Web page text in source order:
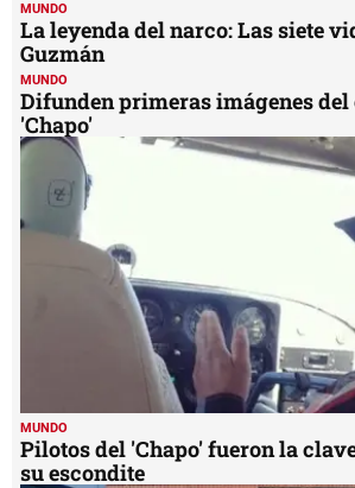
MUNDO
La leyenda del narco: Las siete
Guzmán
MUNDO
Difunden primeras imágenes del
'Chapo'
MUNDO
Pilotos del 'Chapo' fueron la
su escondite